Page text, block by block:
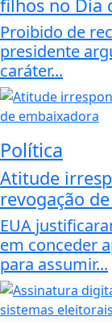
filhos no Dia
Proibido de
presidente
caráter...
Política
Atitude
revogação
EUA
em conceder
para assumir...